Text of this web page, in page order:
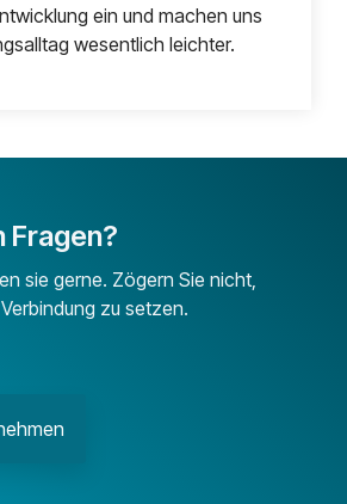
ein und machen uns
wesentlich leichter.
Fragen?
sie gerne. Zögern Sie nicht,
zu setzen.